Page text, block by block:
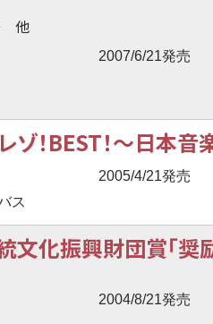
他
2007/6/21発売
ゾ！BEST！〜日本音
2005/4/21発売
ス
文化振興財団賞「奨
2004/8/21発売